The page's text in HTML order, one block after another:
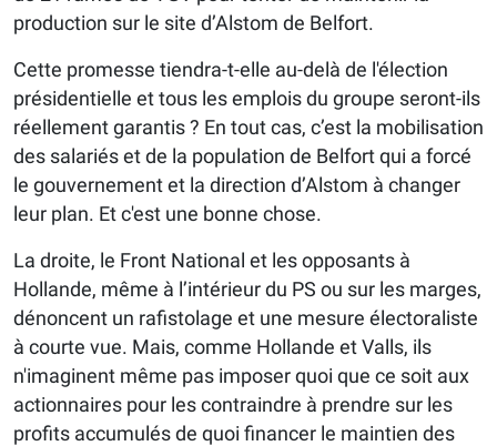
production sur le site d’Alstom de Belfort.
Cette promesse tiendra-t-elle au-delà de l'élection
présidentielle et tous les emplois du groupe seront-ils
réellement garantis ? En tout cas, c’est la mobilisation
des salariés et de la population de Belfort qui a forcé
le gouvernement et la direction d’Alstom à changer
leur plan. Et c'est une bonne chose.
La droite, le Front National et les opposants à
Hollande, même à l’intérieur du PS ou sur les marges,
dénoncent un rafistolage et une mesure électoraliste
à courte vue. Mais, comme Hollande et Valls, ils
n'imaginent même pas imposer quoi que ce soit aux
actionnaires pour les contraindre à prendre sur les
profits accumulés de quoi financer le maintien des